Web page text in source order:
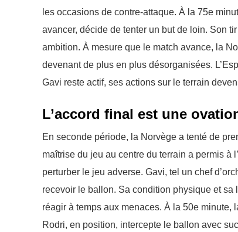
les occasions de contre-attaque. À la 75e
avancer, décide de tenter un but de loin. Son
ambition. À mesure que le match avance, la
devenant de plus en plus désorganisées.
Gavi reste actif, ses actions sur le terrain
L’accord final est une
En seconde période, la Norvège a tenté de
maîtrise du jeu au centre du terrain a permis à
perturber le jeu adverse. Gavi, tel un chef
recevoir le ballon. Sa condition physique et sa
réagir à temps aux menaces. À la 50e
Rodri, en position, intercepte le ballon avec